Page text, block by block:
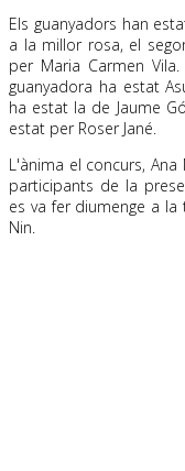
Els guanyadors han
a la millor rosa, el
per Maria Carmen
guanyadora ha estat
ha estat la de Jaume
estat per Roser Jané.
L'ànima el concurs, Ana
participants de la
es va fer diumenge a
Nin.